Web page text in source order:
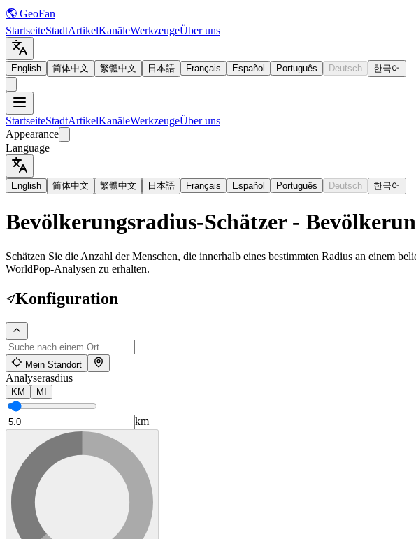
🌎 GeoFan
StartseiteStadtArtikelKanäleWerkzeugeÜber uns
English 简体中文 繁體中文 日本語 Français Español Português Deutsch 한국어
StartseiteStadtArtikelKanäleWerkzeugeÜber uns
Appearance
Language
English 简体中文 繁體中文 日本語 Français Español Português Deutsch 한국어
Bevölkerungsradius-Schätzer -
Schätzen Sie die Anzahl der Menschen, die innerhalb eines bestimmten Radius an einem
WorldPop-Analysen zu erhalten.
Konfiguration
Mein Standort
Analyserasdius
KM MI
km